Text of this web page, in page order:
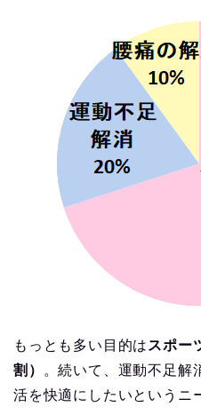
もっとも多い目的は スポー
割）
。続いて、運動不足解
活を快適にしたいというニ